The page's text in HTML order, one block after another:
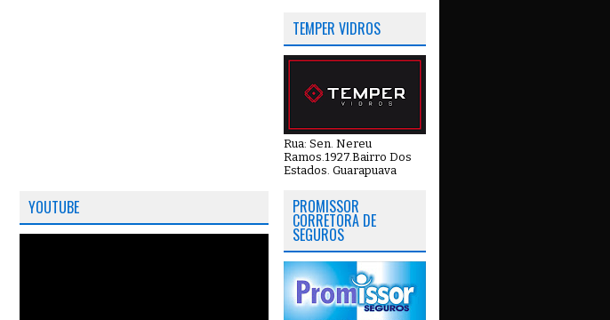
YOUTUBE
TEMPER VIDROS
Rua: Sen. Nereu
Ramos.1927.Bairro Dos
Estados. Guarapuava
PROMISSOR
CORRETORA DE
SEGUROS